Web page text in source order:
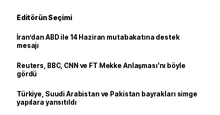
Editörün Seçimi
İran’dan ABD ile 14 Haziran mutabakatına destek
mesajı
Reuters, BBC, CNN ve FT Mekke Anlaşması'nı böyle
gördü
Türkiye, Suudi Arabistan ve Pakistan bayrakları simge
yapılara yansıtıldı